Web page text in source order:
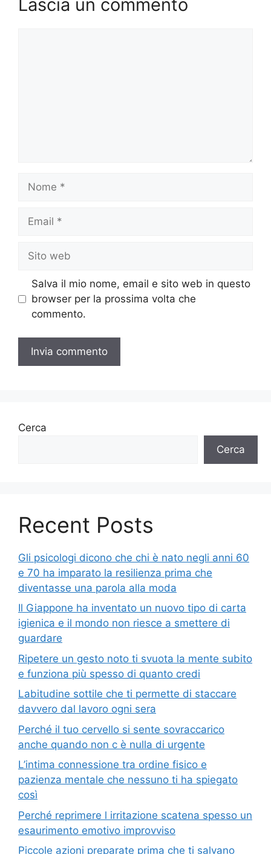
Lascia un commento
Nome
Email
Sito
web
Salva il mio nome, email e sito web in questo
browser per la prossima volta che
commento.
Cerca
Cerca
Recent Posts
Gli psicologi dicono che chi è nato negli anni 60
e 70 ha imparato la resilienza prima che
diventasse una parola alla moda
Il Giappone ha inventato un nuovo tipo di carta
igienica e il mondo non riesce a smettere di
guardare
Ripetere un gesto noto ti svuota la mente subito
e funziona più spesso di quanto credi
Labitudine sottile che ti permette di staccare
davvero dal lavoro ogni sera
Perché il tuo cervello si sente sovraccarico
anche quando non c è nulla di urgente
L’intima connessione tra ordine fisico e
pazienza mentale che nessuno ti ha spiegato
così
Perché reprimere l irritazione scatena spesso un
esaurimento emotivo improvviso
Piccole azioni preparate prima che ti salvano